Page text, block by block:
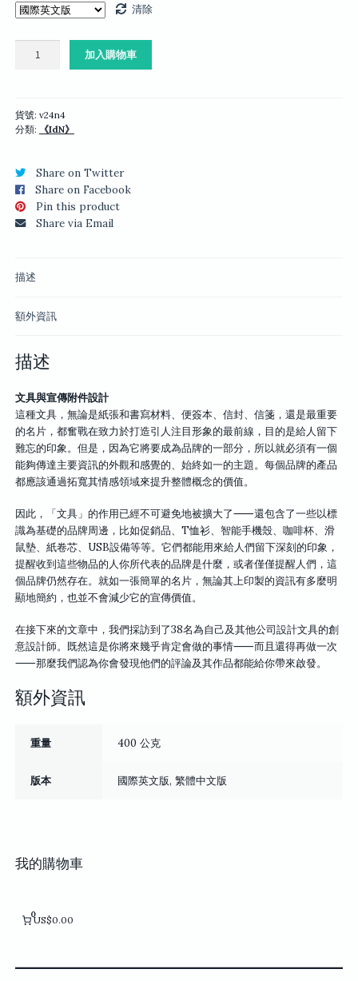
清除
與
宣
附
件
設
計
加入購物車
貨號: v24n4
分類:
《IdN》
Share on Twitter
Share on Facebook
Pin this product
Share via Email
描述
額外資訊
描述
文具與宣傳附件設計
這種文具，無論是紙張和書寫材料、便簽本、信封、信箋，還是最重要
的名片，都奮戰在致力於打造引人注目形象的最前線，目的是給人留下
難忘的印象。但是，因為它將要成為品牌的一部分，所以就必須有一個
能夠傳達主要資訊的外觀和感覺的、始終如一的主題。每個品牌的產品
都應該通過拓寬其情感領域來提升整體概念的價值。
因此，「文具」的作用已經不可避免地被擴大了⸺還包含了一些以標
識為基礎的品牌周邊，比如促銷品、T恤衫、智能手機殼、咖啡杯、滑
鼠墊、紙卷芯、USB設備等等。它們都能用來給人們留下深刻的印象，
提醒收到這些物品的人你所代表的品牌是什麼，或者僅僅提醒人們，這
個品牌仍然存在。就如一張簡單的名片，無論其上印製的資訊有多麼明
顯地簡約，也並不會減少它的宣傳價值。
在接下來的文章中，我們採訪到了38名為自己及其他公司設計文具的創
意設計師。既然這是你將來幾乎肯定會做的事情⸺而且還得再做一次
⸺那麼我們認為你會發現他們的評論及其作品都能給你帶來啟發。
額外資訊
重量 400 公克
版本 國際英文版, 繁體中文版
我的購物車
0
US$0.00